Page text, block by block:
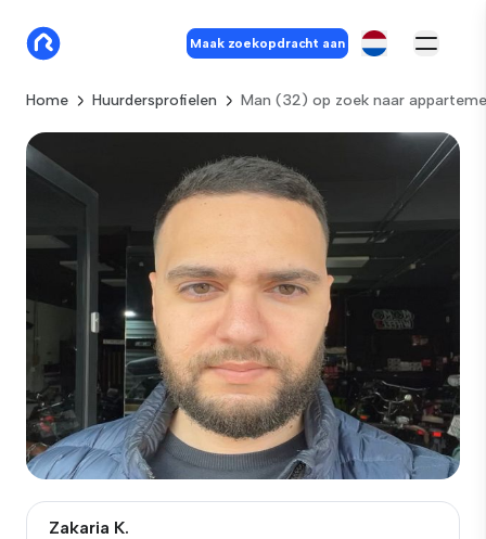
Maak zoekopdracht aan
Home Huurdersprofielen Man (32) op zoek naar
Zakaria K.